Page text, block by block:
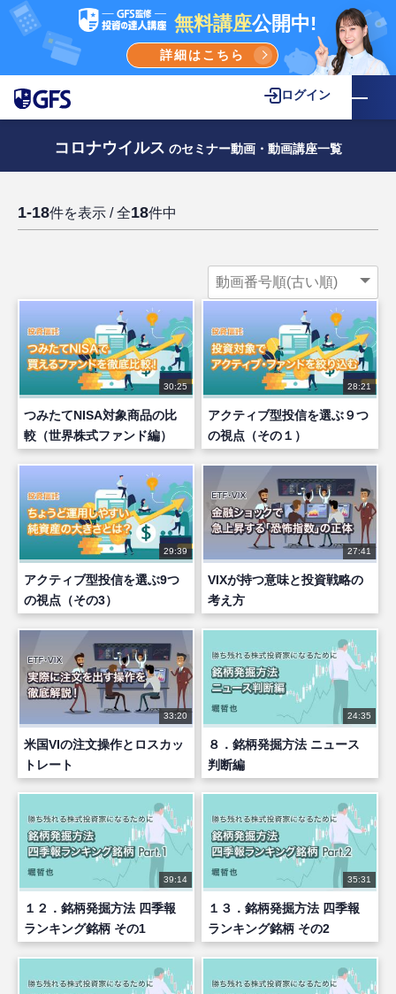
無料講座公開中!
詳細はこちら
ログイン
コロナウイルス のセミナー動画・動画講座一覧
1-18件を表示 / 全18件中
30:25
つみたてNISA対象商品の比
較（世界株式ファンド編）
28:21
アクティブ型投信を選ぶ９つ
の視点（その１）
29:39
アクティブ型投信を選ぶ9つ
の視点（その3）
27:41
VIXが持つ意味と投資戦略の
考え方
33:20
米国VIの注文操作とロスカッ
トレート
24:35
８．銘柄発掘方法 ニュース
判断編
39:14
１２．銘柄発掘方法 四季報
ランキング銘柄 その1
35:31
１３．銘柄発掘方法 四季報
ランキング銘柄 その2